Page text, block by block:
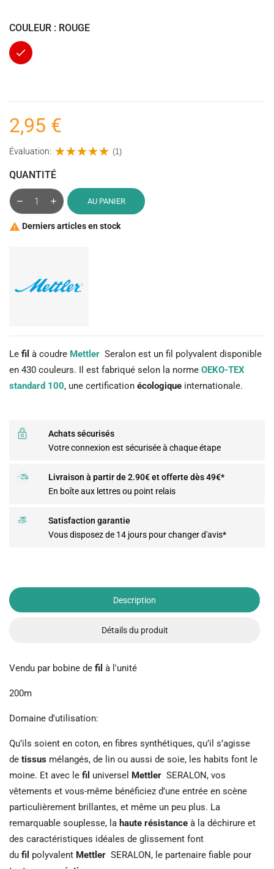
COULEUR : ROUGE
Rouge
2,95 €
Évaluation: (1)
QUANTITÉ
AU PANIER
 Derniers articles en stock
Le fil à coudre Mettler Seralon est un fil polyvalent disponible
en 430 couleurs. Il est fabriqué selon la norme OEKO-TEX
standard 100, une certification écologique internationale.
Achats sécurisés
Votre connexion est sécurisée à chaque étape
Livraison à partir de 2.90€ et offerte dès 49€*
En boîte aux lettres ou point relais
Satisfaction garantie
Vous disposez de 14 jours pour changer d'avis*
Description
Détails du produit
Vendu par bobine de fil à l'unité
200m
Domaine d'utilisation:
Qu’ils soient en coton, en fibres synthétiques, qu’il s’agisse
de tissus mélangés, de lin ou aussi de soie, les habits font le
moine. Et avec le fil universel Mettler SERALON, vos
vêtements et vous-même bénéficiez d’une entrée en scène
particulièrement brillantes, et même un peu plus. La
remarquable souplesse, la haute résistance à la déchirure et
des caractéristiques idéales de glissement font
du fil polyvalent Mettler SERALON, le partenaire fiable pour